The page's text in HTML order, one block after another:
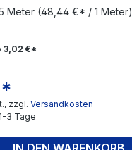
Edelstahl V2A,
Nachnahme nicht möglich!
wir Ihre Anfrage !
Meter (48,44 €* / 1 Meter)
3,02 €*
Preis:
zzgl. Versandkosten
1-3 Tage